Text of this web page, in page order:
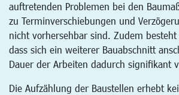
auftretenden Problemen bei den
zu Terminverschiebungen und
nicht vorhersehbar sind. Zudem
dass sich ein weiterer Bauabschnitt
Dauer der Arbeiten dadurch signifikant
Die Aufzählung der Baustellen erhebt